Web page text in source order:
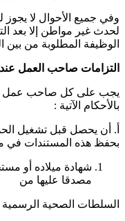
وفي جميع الأحوال لا
لحدث غير مواطن إلا بعد
الوظيفة المطلوبة من
التزامات صاحب العمل
يجب على كل صاحب عمل
بالأحكام الآتية :
أ‌. أن يحصل قبل تشغيل
بحفظ هذه المستندات في
شهادة ميلاده أو
مصدقا عليها من
السلطات الصحية